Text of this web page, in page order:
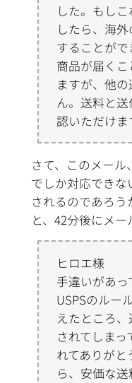
した。もし
したら、海
することが
商品が届く
ますが、他
ん。送料と
認いただけま
さて、このメー
でしか対応でき
されるのであろ
と、42分後にメー
ヒロエ様
手違いがあ
USPSのルー
えたところ
されてしまっ
れてありが
ら、安価な送